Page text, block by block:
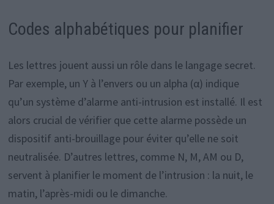
Codes alphabétiques pour planifier
Les lettres jouent aussi un rôle dans le langage secret.
Par exemple, un Y à l’envers ou un alpha (α) indique
qu’un système d’alarme anti-intrusion est installé. Il est
alors crucial de vérifier que cette alarme possède un
dispositif anti-brouillage pour éviter qu’elle ne soit
neutralisée. D’autres lettres, comme N, M, AM ou D,
servent à planifier le moment de l’intrusion : la nuit, le
matin, l’après-midi ou le dimanche.